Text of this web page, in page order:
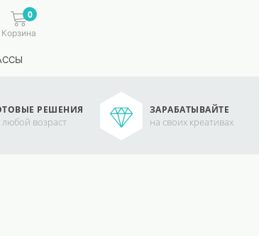
0
Корзина
РЕШЕНИЯ
любой возраст
ЗАРАБАТЫВАЙТЕ
на своих креативах